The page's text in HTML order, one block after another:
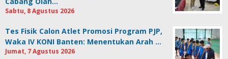
Sabtu, 8 Agustus 2026
Tes Fisik Calon Atlet Promosi Program PJP,
Waka IV KONI Banten: Menentukan Arah …
Jumat, 7 Agustus 2026